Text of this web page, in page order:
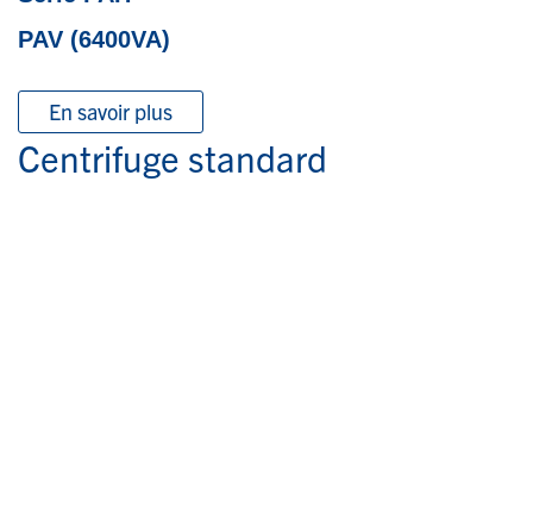
PAV (6400VA)
En savoir plus
Centrifuge standard